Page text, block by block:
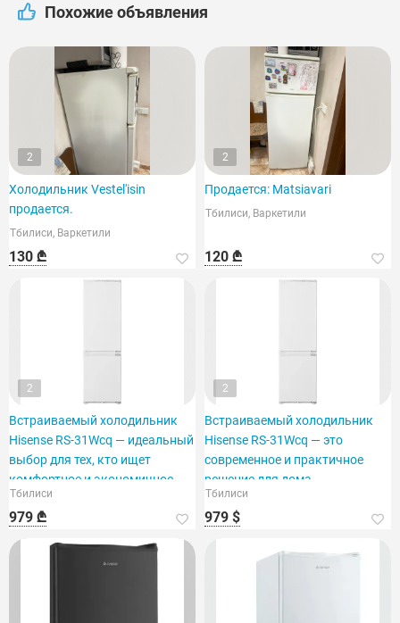
Похожие объявления
2
Холодильник Vestel'isin
продается.
Тбилиси, Варкетили
130 ₾
2
Продается: Matsiavari
Тбилиси, Варкетили
120 ₾
2
Встраиваемый холодильник
Hisense RS-31Wcq — идеальный
выбор для тех, кто ищет
комфортное и экономичное
решение.
Тбилиси
979 ₾
2
Встраиваемый холодильник
Hisense RS-31Wcq — это
современное и практичное
решение для дома.
Тбилиси
979 $